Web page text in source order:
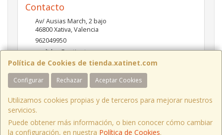
Política de Cookies de tienda.xatinet.com
Configurar Rechazar Aceptar Cookies
Utilizamos cookies propias y de terceros para mejorar nuestros
servicios.
Puede obtener más información, o bien conocer cómo cambiar
la configuración, en nuestra Política de Cookies.
Contacto
Av/ Ausias March, 2 bajo
46800Xativa,Valencia
962049950
pedidos@xatinet.com
Horario
9-13:30 16:30-19:30